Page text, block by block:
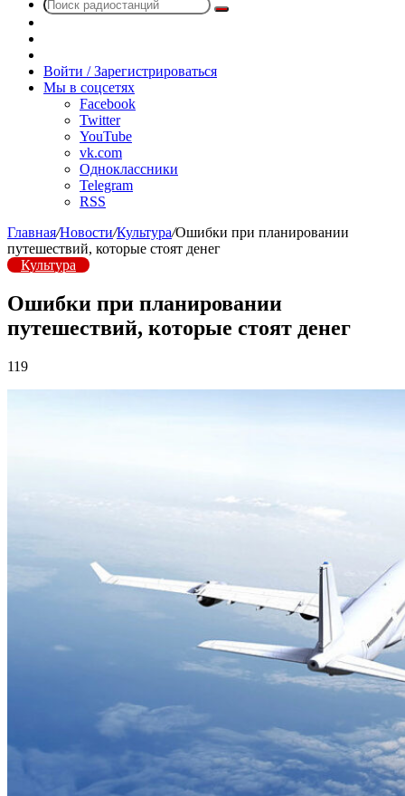
Поиск
радио
Войти / Зарегистрироваться
Мы в соцсетях
Facebook
Twitter
YouTube
vk.com
Одноклассники
Telegram
RSS
Главная/Новости/Культура/Ошибки при планировании
путешествий, которые стоят денег
Культура
Ошибки при планировании
путешествий, которые стоят денег
119